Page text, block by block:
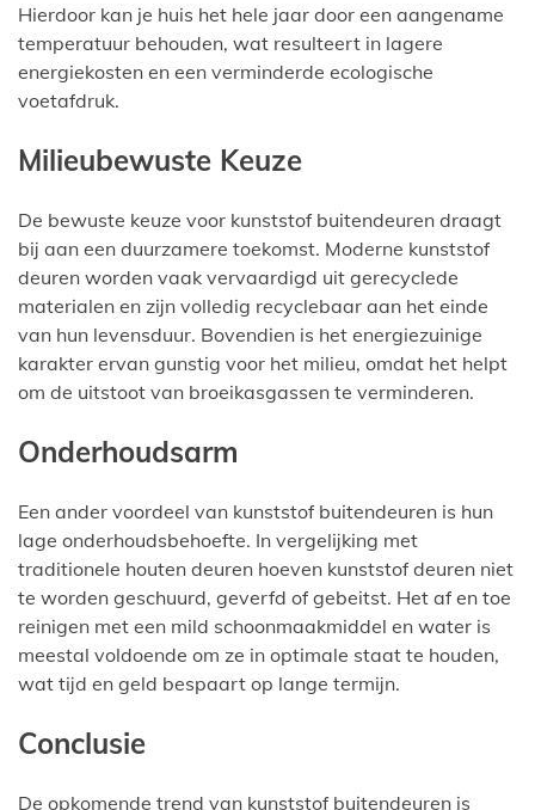
Hierdoor kan je huis het hele jaar door een aangename
temperatuur behouden, wat resulteert in lagere
energiekosten en een verminderde ecologische
voetafdruk.
Milieubewuste Keuze
De bewuste keuze voor kunststof buitendeuren draagt
bij aan een duurzamere toekomst. Moderne kunststof
deuren worden vaak vervaardigd uit gerecyclede
materialen en zijn volledig recyclebaar aan het einde
van hun levensduur. Bovendien is het energiezuinige
karakter ervan gunstig voor het milieu, omdat het helpt
om de uitstoot van broeikasgassen te verminderen.
Onderhoudsarm
Een ander voordeel van kunststof buitendeuren is hun
lage onderhoudsbehoefte. In vergelijking met
traditionele houten deuren hoeven kunststof deuren niet
te worden geschuurd, geverfd of gebeitst. Het af en toe
reinigen met een mild schoonmaakmiddel en water is
meestal voldoende om ze in optimale staat te houden,
wat tijd en geld bespaart op lange termijn.
Conclusie
De opkomende trend van kunststof buitendeuren is